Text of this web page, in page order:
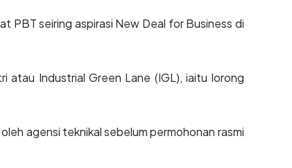
PBT seiring aspirasi New Deal for Business di
atau Industrial Green Lane (IGL), iaitu lorong
agensi teknikal sebelum permohonan rasmi